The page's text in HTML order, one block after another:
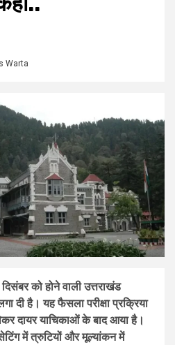
Warta
को होने वाली उत्तराखंड
दी है। यह फैसला परीक्षा प्रक्रिया
दायर याचिकाओं के बाद आया है।
में त्रुटियों और मूल्यांकन में